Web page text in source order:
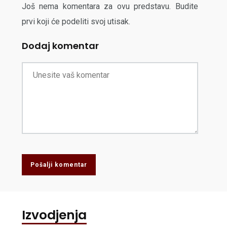
Još nema komentara za ovu predstavu. Budite
prvi koji će podeliti svoj utisak.
Dodaj komentar
Pošalji komentar
Izvodjenja